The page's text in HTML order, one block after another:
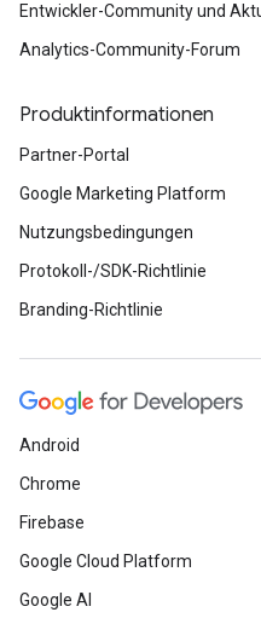
Entwickler-Community und
Analytics-Community-Forum
Produktinformationen
Partner-Portal
Google Marketing Platform
Nutzungsbedingungen
Protokoll-/SDK-Richtlinie
Branding-Richtlinie
Android
Chrome
Firebase
Google Cloud Platform
Google AI